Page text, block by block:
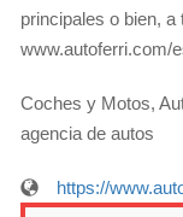
principales o bien,
www.autoferri.com/
Coches y Motos,
agencia de autos
https://